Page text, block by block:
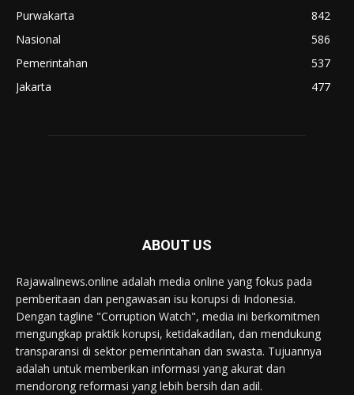
Purwakarta
842
Nasional
586
Pemerintahan
537
Jakarta
477
ABOUT US
Rajawalinews.online adalah media online yang fokus pada
pemberitaan dan pengawasan isu korupsi di Indonesia.
Dengan tagline "Corruption Watch", media ini berkomitmen
mengungkap praktik korupsi, ketidakadilan, dan mendukung
transparansi di sektor pemerintahan dan swasta. Tujuannya
adalah untuk memberikan informasi yang akurat dan
mendorong reformasi yang lebih bersih dan adil.